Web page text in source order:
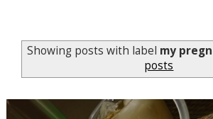
Showing posts with label my
posts